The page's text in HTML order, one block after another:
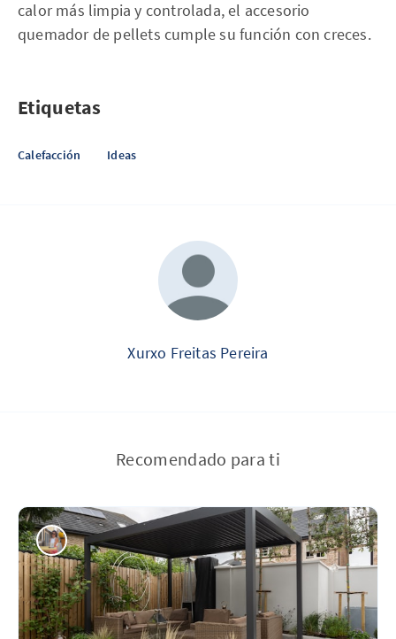
calor más limpia y controlada, el accesorio
quemador de pellets cumple su función con creces.
Etiquetas
Calefacción Ideas
Xurxo Freitas Pereira
Recomendado para ti